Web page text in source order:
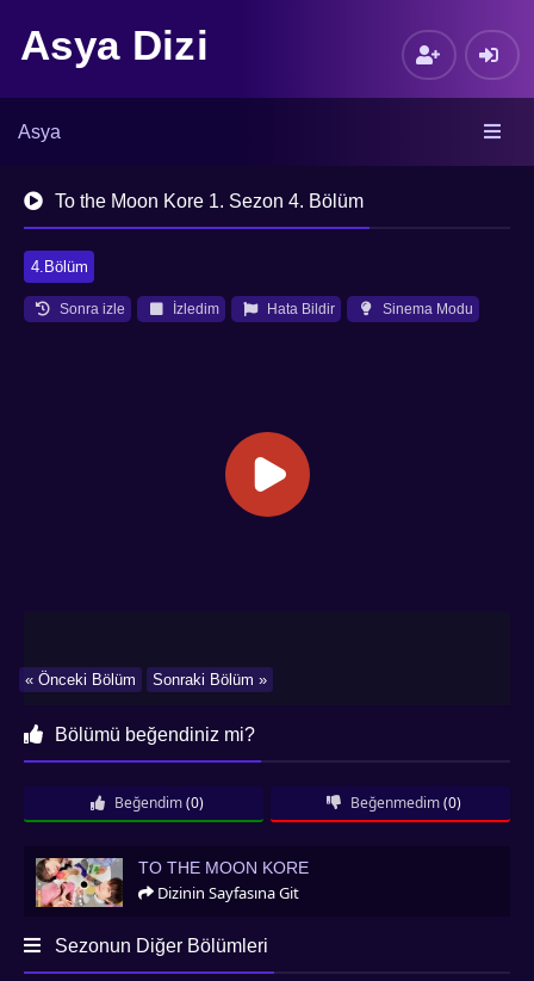
Asya Dizi
Asya
To the Moon Kore 1. Sezon 4. Bölüm
4.Bölüm
Sonra izle İzledim Hata Bildir Sinema Modu
Sonraki Bölüm »
« Önceki Bölüm
Bölümü beğendiniz mi?
Beğendim (0) Beğenmedim (0)
To the Moon Kore
TO THE MOON KORE
Dizinin Sayfasına Git
Sezonun Diğer Bölümleri